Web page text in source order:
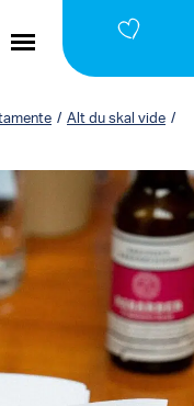
/ Alt du skal vide /